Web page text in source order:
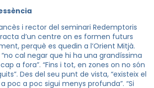
i rector del seminari Redemptoris
d’un centre on es formen futurs
perquè es quedin a l’Orient Mitjà.
cal negar que hi ha una grandíssima
a fora”. “Fins i tot, en zones on no són
Des del seu punt de vista, “existeix el
poc a poc sigui menys profunda”. “Si